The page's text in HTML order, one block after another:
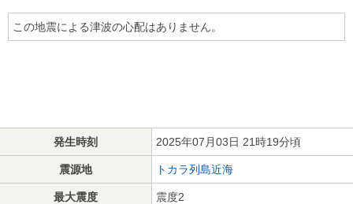
この地震による津波の心配はありません。
発生時刻 2025年07月03日 21時19分頃
震源地 トカラ列島近海
最大震度 震度2